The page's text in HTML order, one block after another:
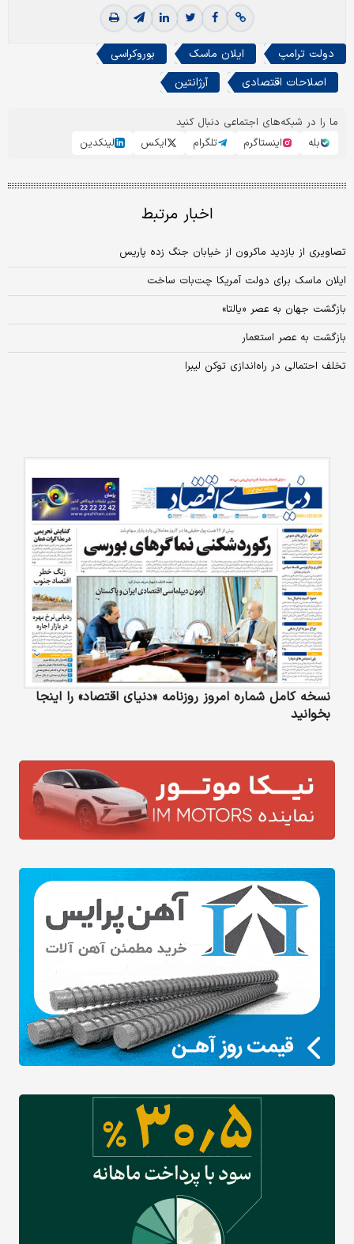
دولت ترامپ ایلان ماسک
بوروکراسی
اصلاحات اقتصادی
آرژانتين
ما را در شبکه‌های اجتماعی دنبال کنید
بله
اینستاگرم تلگرام ایکس لینکدین
اخبار مرتبط
تصاویری از بازدید ماکرون از خیابان جنگ زده پاریس
ایلان ماسک برای دولت آمریکا چت‌بات ساخت
بازگشت جهان به عصر «یالتا»
بازگشت به عصر استعمار
تخلف احتمالی در راه‏‏‌اندازی توکن لیبرا
نسخه کامل شماره امروز روزنامه «دنیای‌ اقتصاد» را اینجا
بخوانید